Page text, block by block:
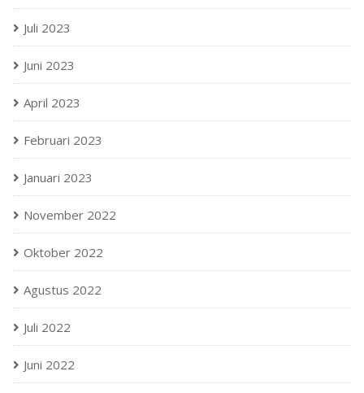
Juli 2023
Juni 2023
April 2023
Februari 2023
Januari 2023
November 2022
Oktober 2022
Agustus 2022
Juli 2022
Juni 2022